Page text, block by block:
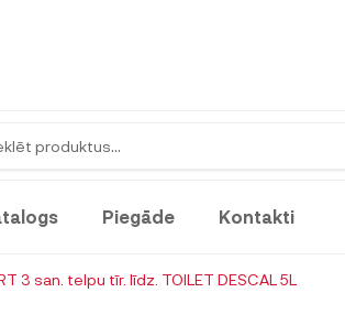
Piegāde Kontakti
3 san. telpu tīr. līdz. TOILET DESCAL 5L